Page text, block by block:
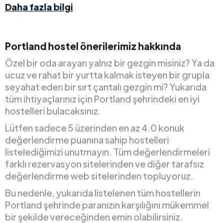
Daha fazla bilgi
Portland hostel önerilerimiz hakkında
Özel bir oda arayan yalnız bir gezgin misiniz? Ya da
ucuz ve rahat bir yurtta kalmak isteyen bir grupla
seyahat eden bir sırt çantalı gezgin mi? Yukarıda
tüm ihtiyaçlarınız için Portland şehrindeki en iyi
hostelleri bulacaksınız.
Lütfen sadece 5 üzerinden en az 4.0 konuk
değerlendirme puanına sahip hostelleri
listelediğimizi unutmayın. Tüm değerlendirmeleri
farklı rezervasyon sitelerinden ve diğer tarafsız
değerlendirme web sitelerinden topluyoruz.
Bu nedenle, yukarıda listelenen tüm hostellerin
Portland şehrinde paranızın karşılığını mükemmel
bir şekilde vereceğinden emin olabilirsiniz.